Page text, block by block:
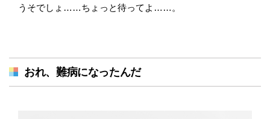
うそでしょ……ちょっと待ってよ……。
おれ、難病になったんだ